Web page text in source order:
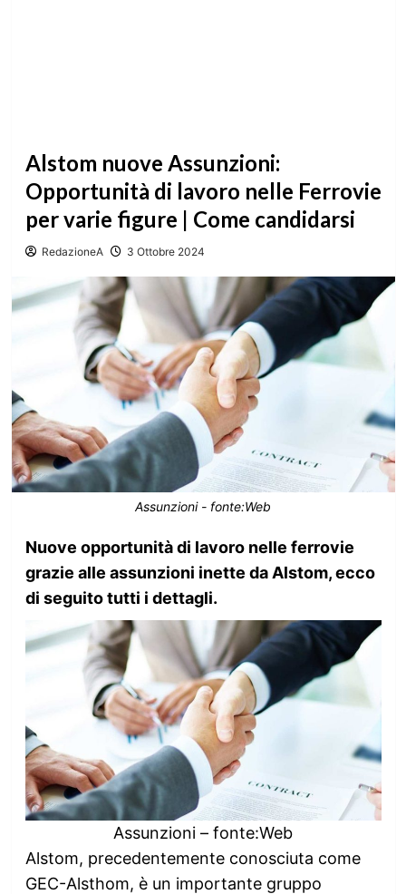
Alstom nuove Assunzioni:
Opportunità di lavoro nelle Ferrovie
per varie figure | Come candidarsi
RedazioneA 3 Ottobre 2024
Assunzioni - fonte:Web
Nuove opportunità di lavoro nelle ferrovie
grazie alle assunzioni inette da Alstom, ecco
di seguito tutti i dettagli.
Assunzioni – fonte:Web
Alstom, precedentemente conosciuta come
GEC-Alsthom, è un importante gruppo